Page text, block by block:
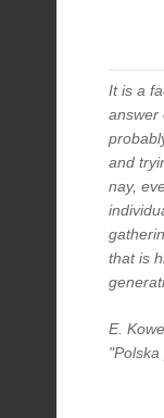
It is a
answer
and
nay,
that is
E.